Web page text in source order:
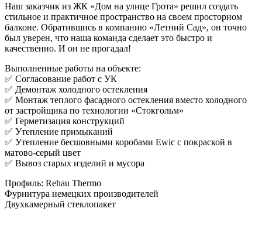
Наш заказчик из ЖК «Дом на улице Грота» решил создать
стильное и практичное пространство на своем просторном
балконе. Обратившись в компанию «Летний Сад», он точно
был уверен, что наша команда сделает это быстро и
качественно. И он не прогадал!
Выполненные работы на объекте:
✅ Согласование работ с УК
✅ Демонтаж холодного остекления
✅ Монтаж теплого фасадного остекления вместо холодного
от застройщика по технологии «Стокгольм»
✅ Герметизация конструкций
✅ Утепление примыканий
✅ Утепление бесшовными коробами Ewic с покраской в
матово-серый цвет
✅ Вывоз старых изделий и мусора
Профиль: Rehau Thermo
Фурнитура немецких производителей
Двухкамерный стеклопакет